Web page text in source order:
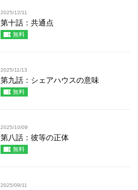
2025/12/11
第十話：共通点
無料
2025/11/13
第九話：シェアハウスの意味
無料
2025/10/09
第八話：彼等の正体
無料
2025/09/11